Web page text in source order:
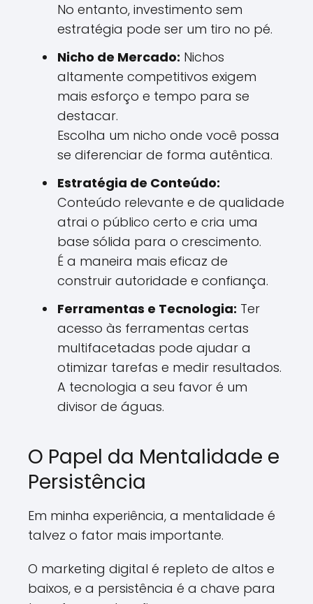
No entanto, investimento sem
estratégia pode ser um tiro no pé.
Nicho de Mercado: Nichos
altamente competitivos exigem
mais esforço e tempo para se
destacar.
Escolha um nicho onde você possa
se diferenciar de forma autêntica.
Estratégia de Conteúdo:
Conteúdo relevante e de qualidade
atrai o público certo e cria uma
base sólida para o crescimento.
É a maneira mais eficaz de
construir autoridade e confiança.
Ferramentas e Tecnologia: Ter
acesso às ferramentas certas
multifacetadas pode ajudar a
otimizar tarefas e medir resultados.
A tecnologia a seu favor é um
divisor de águas.
O Papel da Mentalidade e
Persistência
Em minha experiência, a mentalidade é
talvez o fator mais importante.
O marketing digital é repleto de altos e
baixos, e a persistência é a chave para